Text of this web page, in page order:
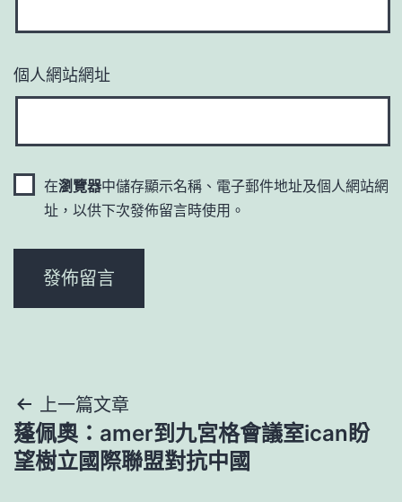
個人網站網址
在瀏覽器中儲存顯示名稱、電子郵件地址及個人網站網
址，以供下次發佈留言時使用。
文
章
上一篇文章
蓬佩奧：amer到九宮格會議室ican盼
望樹立國際聯盟對抗中國